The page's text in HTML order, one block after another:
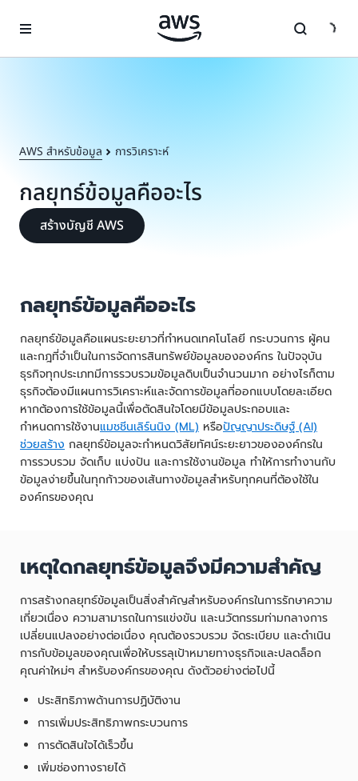
AWS สำหรับข้อมูล การวิเคราะห์
กลยุทธ์ข้อมูลคืออะไร
สร้างบัญชี AWS
กลยุทธ์ข้อมูลคืออะไร
กลยุทธ์ข้อมูลคือแผนระยะยาวที่กำหนดเทคโนโลยี กระบวนการ ผู้คน
และกฎที่จำเป็นในการจัดการสินทรัพย์ข้อมูลขององค์กร ในปัจจุบัน
ธุรกิจทุกประเภทมีการรวบรวมข้อมูลดิบเป็นจำนวนมาก อย่างไรก็ตาม
ธุรกิจต้องมีแผนการวิเคราะห์และจัดการข้อมูลที่ออกแบบโดยละเอียด
หากต้องการใช้ข้อมูลนี้เพื่อตัดสินใจโดยมีข้อมูลประกอบและ
กำหนดการใช้งานแมชชีนเลิร์นนิง (ML) หรือปัญญาประดิษฐ์ (AI)
ช่วยสร้าง กลยุทธ์ข้อมูลจะกำหนดวิสัยทัศน์ระยะยาวขององค์กรใน
การรวบรวม จัดเก็บ แบ่งปัน และการใช้งานข้อมูล ทำให้การทำงานกับ
ข้อมูลง่ายขึ้นในทุกก้าวของเส้นทางข้อมูลสำหรับทุกคนที่ต้องใช้ใน
องค์กรของคุณ
เหตุใดกลยุทธ์ข้อมูลจึงมีความสำคัญ
การสร้างกลยุทธ์ข้อมูลเป็นสิ่งสำคัญสำหรับองค์กรในการรักษาความ
เกี่ยวเนื่อง ความสามารถในการแข่งขัน และนวัตกรรมท่ามกลางการ
เปลี่ยนแปลงอย่างต่อเนื่อง คุณต้องรวบรวม จัดระเบียบ และดำเนิน
การกับข้อมูลของคุณเพื่อให้บรรลุเป้าหมายทางธุรกิจและปลดล็อก
คุณค่าใหม่ๆ สำหรับองค์กรของคุณ ดังตัวอย่างต่อไปนี้
ประสิทธิภาพด้านการปฏิบัติงาน
การเพิ่มประสิทธิภาพกระบวนการ
การตัดสินใจได้เร็วขึ้น
เพิ่มช่องทางรายได้